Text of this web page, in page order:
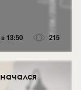
13:50 215